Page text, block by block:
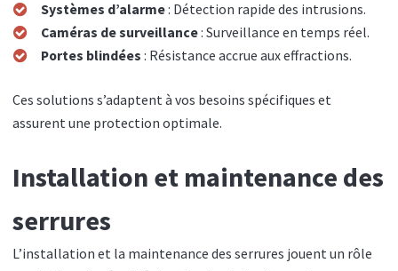
Systèmes d’alarme: Détection rapide des intrusions.
Caméras de surveillance: Surveillance en temps réel.
Portes blindées : Résistance accrue aux effractions.
Ces solutions s’adaptent à vos besoins spécifiques et
assurent une protection optimale.
Installation et maintenance des
serrures
L’installation et la maintenance des serrures jouent un rôle